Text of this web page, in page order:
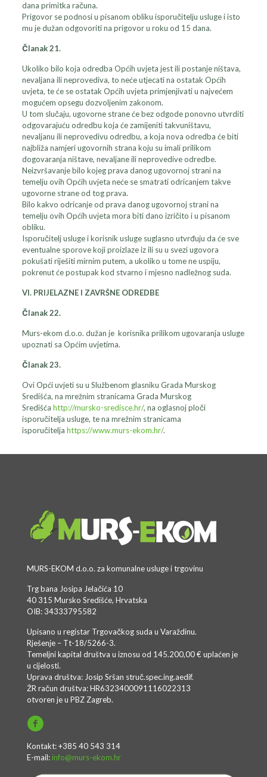
dana primitka računa.
Prigovor se podnosi u pisanom obliku isporučitelju usluge i isto
mu je dužan odgovoriti na prigovor u roku od 15 dana.
Članak 21.
Ukoliko bilo koja odredba Općih uvjeta jest ili postanje ništava,
nevaljana ili neprovediva, to neće utjecati na ostatak Općih
uvjeta, te će se ostatak Općih uvjeta primjenjivati u najvećem
mogućem opsegu dozvoljenim zakonom.
U tom slučaju, ugovorne strane će bez odgode ponovno utvrditi
odgovarajuću odredbu koja će zamijeniti takvuništavu,
nevaljanu ili neprovedivu odredbu, a koja nova odredba će biti
najbliža namjeri ugovornih strana koju su imali prilikom
dogovaranja ništave, nevaljane ili neprovedive odredbe.
Neizvršavanje bilo kojeg prava danog ugovornoj strani na
temelju ovih Općih uvjeta neće se smatrati odricanjem takve
ugovorne strane od tog prava.
Bilo kakvo odricanje od prava danog ugovornoj strani na
temelju ovih Općih uvjeta mora biti dano izričito i u pisanom
obliku.
Isporučitelj usluge i korisnik usluge suglasno utvrđuju da će sve
eventualne sporove koji proizlaze iz ili su u svezi ugovora
pokušati riješiti mirnim putem, a ukoliko u tome ne uspiju,
pokrenut će postupak kod stvarno i mjesno nadležnog suda.
VI. PRIJELAZNE I ZAVRŠNE ODREDBE
Članak 22.
Murs-ekom d.o.o. dužan je korisnika prilikom ugovaranja usluge
upoznati sa Općim uvjetima.
Članak 23.
Ovi Opći uvjeti su u Službenom glasniku Grada Murskog
Središća, na mrežnim stranicama Grada Murskog
Središća http://mursko-sredisce.hr/, na oglasnoj ploči
isporučitelja usluge, te na mrežnim stranicama
isporučitelja https://www.murs-ekom.hr/.
MURS-EKOM d.o.o. za komunalne usluge i trgovinu
Trg bana Josipa Jelačića 10
40 315 Mursko Središće, Hrvatska
OIB: 34333795582
Upisano u registar Trgovačkog suda u Varaždinu.
Rješenje – Tt-18/5266-3.
Temeljni kapital društva u iznosu od 145.200,00 € uplaćen je
u cijelosti.
Uprava društva: Josip Sršan struč.spec.ing.aedif.
ŽR račun društva: HR6323400091116022313
otvoren je u PBZ Zagreb.
Kontakt: +385 40 543 314
E-mail: info@murs-ekom.hr